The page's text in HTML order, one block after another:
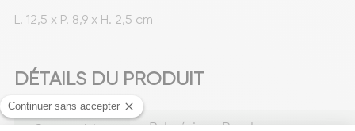
L. 12,5 x P. 8,9 x H. 2,5 cm
DÉTAILS DU PRODUIT